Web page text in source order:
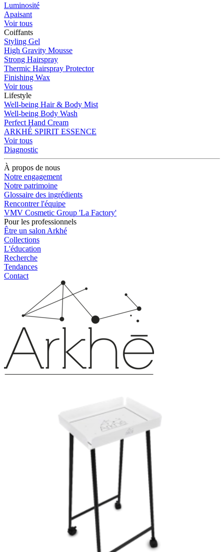
Luminosité
Apaisant
Voir tous
Coiffants
Styling Gel
High Gravity Mousse
Strong Hairspray
Thermic Hairspray Protector
Finishing Wax
Voir tous
Lifestyle
Well-being Hair & Body Mist
Well-being Body Wash
Perfect Hand Cream
ARKHÉ SPIRIT ESSENCE
Voir tous
Diagnostic
À propos de nous
Notre engagement
Notre patrimoine
Glossaire des ingrédients
Rencontrer l'équipe
VMV Cosmetic Group 'La Factory'
Pour les professionnels
Être un salon Arkhé
Collections
L'éducation
Recherche
Tendances
Contact